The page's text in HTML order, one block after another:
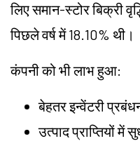
लिए समान-स्टोर बिक्री
पिछले वर्ष में 18.10% थी।
कंपनी को भी लाभ हुआ:
बेहतर इन्वेंटरी
उत्पाद प्राप्तियों में